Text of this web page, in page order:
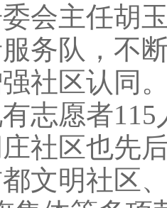
会主任胡
务队，不
社区认同
志愿者
社区也先
文明社区